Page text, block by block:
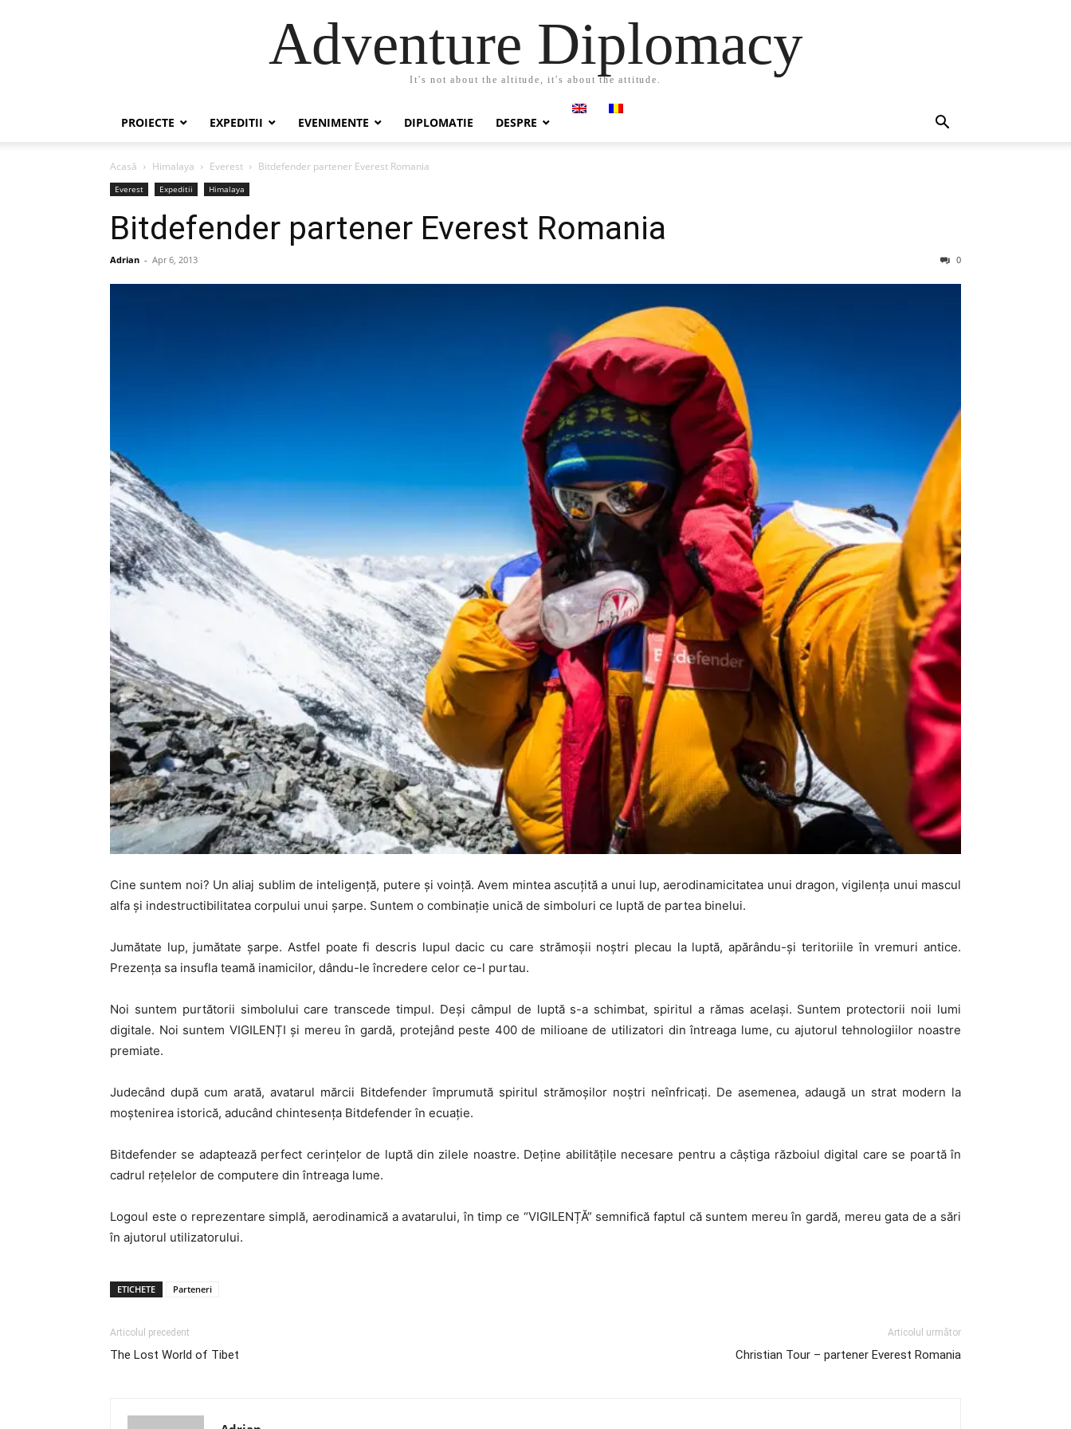
Adventure Diplomacy
It's not about the altitude, it's about the attitude.
PROIECTE EXPEDITII EVENIMENTE DIPLOMATIE DESPRE
Acasă Himalaya Everest Bitdefender partener Everest Romania
Everest Expeditii Himalaya
Bitdefender partener Everest Romania
Adrian - Apr 6, 2013 0
Cine suntem noi? Un aliaj sublim de inteligență, putere și voință. Avem mintea ascuțită a unui lup, aerodinamicitatea unui dragon, vigilența unui mascul
alfa și indestructibilitatea corpului unui șarpe. Suntem o combinație unică de simboluri ce luptă de partea binelui.
Jumătate lup, jumătate șarpe. Astfel poate fi descris lupul dacic cu care strămoșii noștri plecau la luptă, apărându-și teritoriile în vremuri antice.
Prezența sa insufla teamă inamicilor, dându-le încredere celor ce-l purtau.
Noi suntem purtătorii simbolului care transcede timpul. Deși câmpul de luptă s-a schimbat, spiritul a rămas același. Suntem protectorii noii lumi
digitale. Noi suntem VIGILENȚI și mereu în gardă, protejând peste 400 de milioane de utilizatori din întreaga lume, cu ajutorul tehnologiilor noastre
premiate.
Judecând după cum arată, avatarul mărcii Bitdefender împrumută spiritul strămoșilor noștri neînfricați. De asemenea, adaugă un strat modern la
moștenirea istorică, aducând chintesența Bitdefender în ecuație.
Bitdefender se adaptează perfect cerințelor de luptă din zilele noastre. Deține abilitățile necesare pentru a câștiga războiul digital care se poartă în
cadrul rețelelor de computere din întreaga lume.
Logoul este o reprezentare simplă, aerodinamică a avatarului, în timp ce “VIGILENȚĂ” semnifică faptul că suntem mereu în gardă, mereu gata de a sări
în ajutorul utilizatorului.
ETICHETE Parteneri
Articolul precedent
The Lost World of Tibet
Articolul următor
Christian Tour – partener Everest Romania